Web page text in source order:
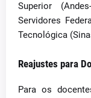
Superior
Servidores
Tecnológica
Reajustes para
Para os